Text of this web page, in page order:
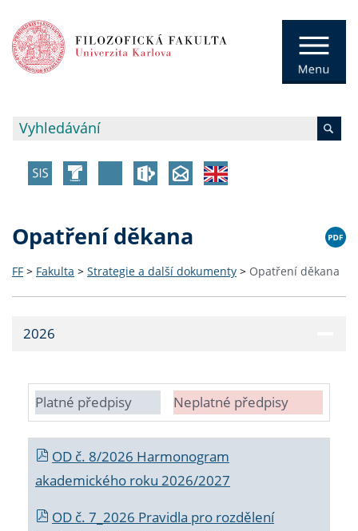
Opatření děkana
FF > Fakulta > Strategie a další dokumenty > Opatření děkana
2026
Platné předpisy Neplatné předpisy
OD č. 8/2026 Harmonogram
akademického roku 2026/2027
OD č. 7_2026 Pravidla pro rozdělení